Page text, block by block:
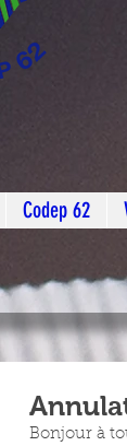
Codep 62
Bonjour à